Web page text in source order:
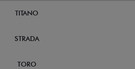
TITANO
STRADA
TORO